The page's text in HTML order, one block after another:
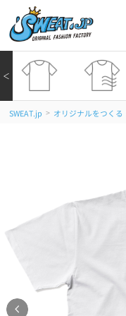
＜
SWEAT.jp > オリジナルをつくる